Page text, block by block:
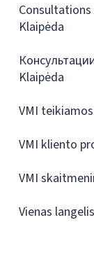
Klaipėda
Klaipėda
VMI
VMI kliento
VMI
Vienas